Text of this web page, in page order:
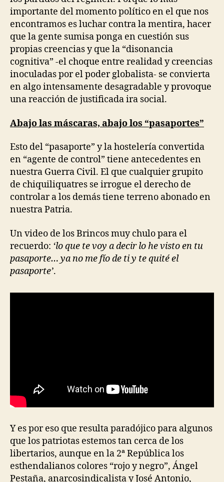
importante del momento político en el que nos
encontramos es luchar contra la mentira, hacer
que la gente sumisa ponga en cuestión sus
propias creencias y que la “disonancia
cognitiva” -el choque entre realidad y creencias
inoculadas por el poder globalista- se convierta
en algo intensamente desagradable y provoque
una reacción de justificada ira social.
Abajo las máscaras, abajo los “pasaportes”
Esto del “pasaporte” y la hostelería convertida
en “agente de control” tiene antecedentes en
nuestra Guerra Civil. El que cualquier grupito
de chiquiliquatres se irrogue el derecho de
controlar a los demás tiene terreno abonado en
nuestra Patria.
Un video de los Brincos muy chulo para el
recuerdo: ‘lo que te voy a decir lo he visto en tu
pasaporte… ya no me fío de ti y te quité el
pasaporte’.
Y es por eso que resulta paradójico para algunos
que los patriotas estemos tan cerca de los
libertarios, aunque en la 2ª República los
esthendalianos colores “rojo y negro”, Ángel
Pestaña, anarcosindicalista y José Antonio,